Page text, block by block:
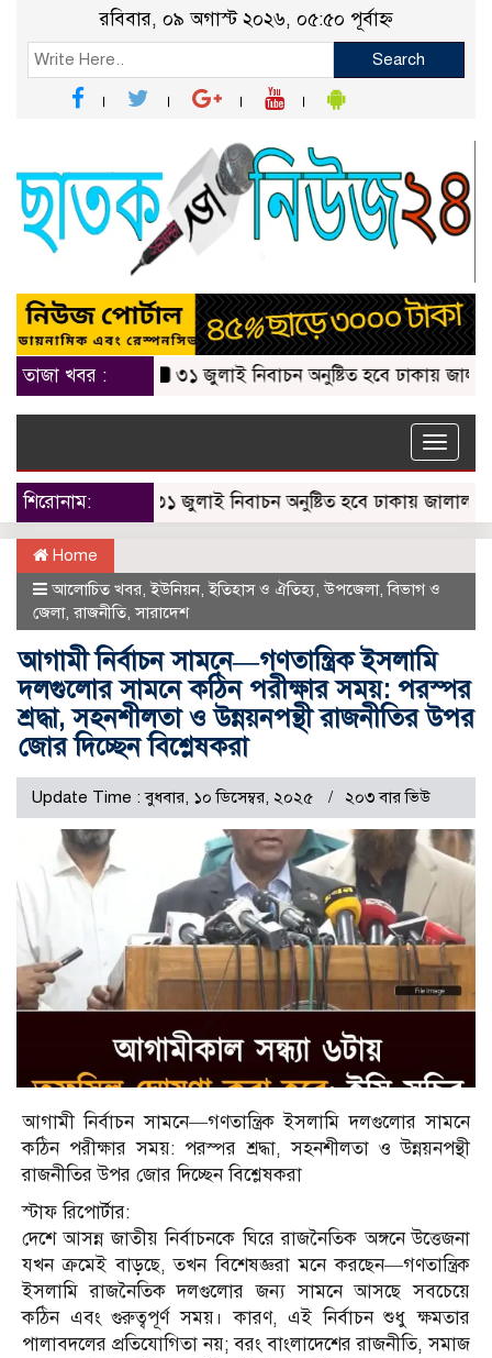
রবিবার, ০৯ অগাস্ট ২০২৬, ০৫:৫০ পূর্বাহ্ন
Search
তাজা খবর : ৩১ জুলাই নিবাচন অনু‌ষ্টিত হ‌বে ঢাকায় জালালাবাদ
Toggle
শিরোনাম:
৩১ জুলাই নিবাচন অনু‌ষ্টিত হ‌বে ঢাকায় জালালাবাদ
Home
আলোচিত খবর,ইউনিয়ন,ইতিহাস ও ঐতিহ্য,উপজেলা,বিভাগ ও
জেলা, রাজনীতি,সারাদেশ
আগামী নির্বাচন সামনে—গণতান্ত্রিক ইসলামি
দলগুলোর সামনে কঠিন পরীক্ষার সময়: পরস্পর
শ্রদ্ধা, সহনশীলতা ও উন্নয়নপন্থী রাজনীতির উপর
জোর দিচ্ছেন বিশ্লেষকরা
Update Time : বুধবার, ১০ ডিসেম্বর, ২০২৫ ২০৩ বার ভিউ
আগামী নির্বাচন সামনে—গণতান্ত্রিক ইসলামি দলগুলোর সামনে
কঠিন পরীক্ষার সময়: পরস্পর শ্রদ্ধা, সহনশীলতা ও উন্নয়নপন্থী
রাজনীতির উপর জোর দিচ্ছেন বিশ্লেষকরা
স্টাফ রিপোর্টার:
দেশে আসন্ন জাতীয় নির্বাচনকে ঘিরে রাজনৈতিক অঙ্গনে উত্তেজনা
যখন ক্রমেই বাড়ছে, তখন বিশেষজ্ঞরা মনে করছেন—গণতান্ত্রিক
ইসলামি রাজনৈতিক দলগুলোর জন্য সামনে আসছে সবচেয়ে
কঠিন এবং গুরুত্বপূর্ণ সময়। কারণ, এই নির্বাচন শুধু ক্ষমতার
পালাবদলের প্রতিযোগিতা নয়; বরং বাংলাদেশের রাজনীতি, সমাজ